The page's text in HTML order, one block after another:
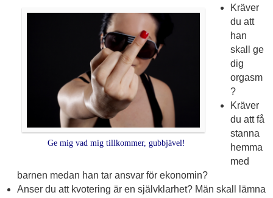
Ge mig vad mig tillkommer, gubbjävel!
Kräver
du att
han
skall ge
dig
orgasm
?
Kräver
du att få
stanna
hemma
med
barnen medan han tar ansvar för ekonomin?
Anser du att kvotering är en självklarhet? Män skall lämna